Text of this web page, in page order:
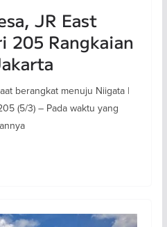
JR East
205 Rangkaian
berangkat menuju Niigata |
(5/3) – Pada waktu yang